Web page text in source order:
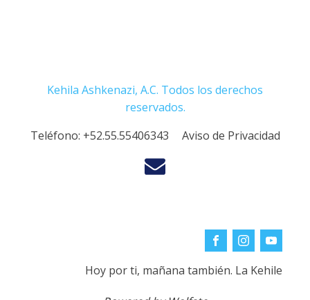
Kehila Ashkenazi, A.C. Todos los derechos
reservados.
Teléfono: +52.55.55406343 Aviso de Privacidad
Hoy por ti, mañana también. La Kehile